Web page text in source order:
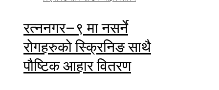
रत्ननगर–९ मा नसर्ने
रोगहरुको स्क्रिनिङ साथै
पौष्टिक आहार वितरण